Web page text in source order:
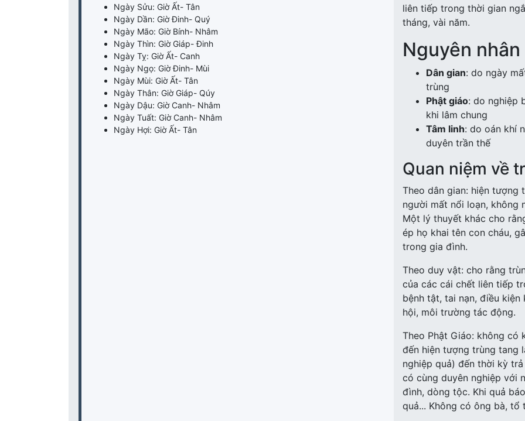
Ngày Sửu: Giờ Ất- Tân
Ngày Dần: Giờ Đinh- Quý
Ngày Mão: Giờ Bính- Nhâm
Ngày Thìn: Giờ Giáp- Đinh
Ngày Tỵ: Giờ Ất- Canh
Ngày Ngọ: Giờ Đinh- Mùi
Ngày Mùi: Giờ Ất- Tân
Ngày Thân: Giờ Giáp- Qúy
Ngày Dậu: Giờ Canh- Nhâm
Ngày Tuất: Giờ Canh- Nhâm
Ngày Hợi: Giờ Ất- Tân
liên tiếp trong thời gian
tháng, vài năm.
Nguyên
Dân gian: do ngày
trùng
Phật giáo: do nghiệp
khi lâm chung
Tâm linh: do oán khí
duyên trần thế
Quan niệm về
Theo dân gian: hiện
người mất nổi loạn, không
Một lý thuyết khác cho
ép họ khai tên con cháu,
trong gia đình.
Theo duy vật: cho rằng
của các cái chết liên tiếp
bệnh tật, tai nạn, điều
hội, môi trường tác động.
Theo Phật Giáo: không có
đến hiện tượng trùng tang
nghiệp quả) đến thời kỳ
có cùng duyên nghiệp với
đình, dòng tộc. Khi quả
quả... Không có ông bà, tổ